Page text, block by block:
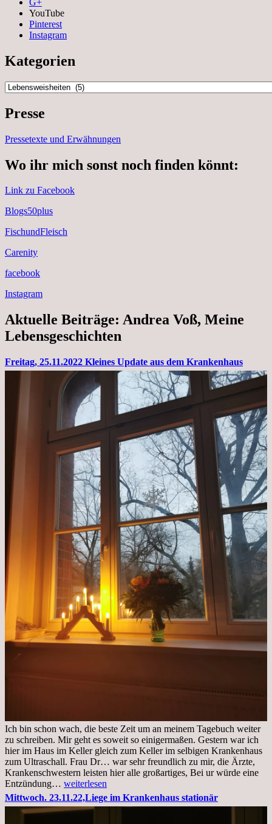
G+
YouTube
Pinterest
Instagram
Kategorien
Kategorien
Presse
Pressetexte und Erwähnungen
Wo ihr mich sonst noch finden könnt:
Link zu Facebook
Blogs50plus
FischundFleisch
Carenity
facebook
Instagram
Aktuelle Beiträge: Andrea Voß, Meine
Lebensgeschichten
Freitag, 25.11.2022 Kleines Update aus dem Krankenhaus
Ich bin schon wach, die beste Zeit um an meinem Tagebuch weiter
zu schreiben. Mir geht es soweit so einigermaßen. Gestern war ich
hier im Haus im Keller gleich zum Keller im selbigen Krankenhaus
zum Ultraschall. Frau Dr… war sehr freundlich zu mir, die Ärzte,
Krankenschwestern leisten hier alle großartiges, Bei ur würde eine
Entzündung… Freitag,
25.11.2022
Kleines
weiterlesen
Mittwoch. 23.11.22,Liege im Krankenhaus stationär